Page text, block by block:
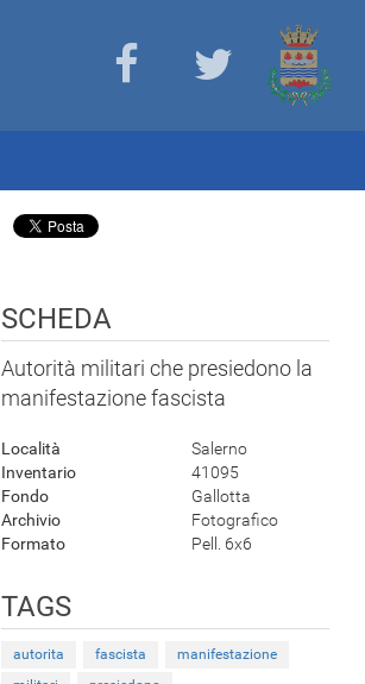
SCHEDA
Autorità militari che presiedono la
manifestazione fascista
Località
Salerno
Inventario
41095
Fondo
Gallotta
Archivio
Fotografico
Formato
Pell. 6x6
TAGS
autorita fascista
manifestazione